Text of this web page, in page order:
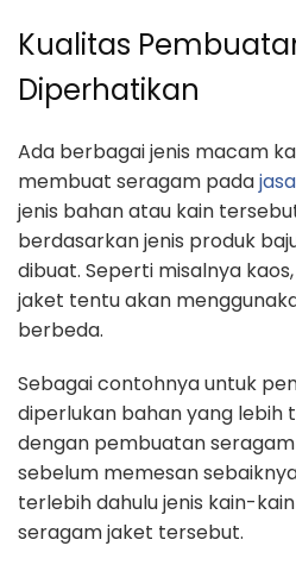
Kualitas
Diperhatikan
Ada berbagai jenis macam
membuat seragam pada
jenis bahan atau kain
berdasarkan jenis produk
dibuat. Seperti misalnya
jaket tentu akan
berbeda.
Sebagai contohnya untuk
diperlukan bahan yang lebih
dengan pembuatan seragam
sebelum memesan
terlebih dahulu jenis kain-
seragam jaket tersebut.